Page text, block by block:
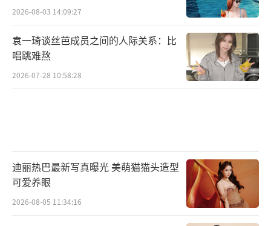
2026-08-03 14:09:27
袁一琦谈丝芭成员之间的人际关系：比
唱跳难熬
2026-07-28 10:58:28
迪丽热巴最新写真曝光 美萌猫猫头造型
可爱养眼
2026-08-05 11:34:16